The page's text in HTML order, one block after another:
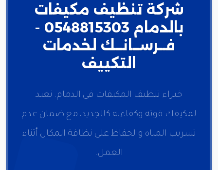
شركة تنظيف مكيفات
بالدمام 0548815303 -
فــرســانــك لخدمات
التكييف
خبراء تنظيف المكيفات في الدمام. نعيد
لمكيفك قوته وكفاءته كالجديد، مع ضمان عدم
تسريب المياه والحفاظ على نظافة المكان أثناء
العمل.